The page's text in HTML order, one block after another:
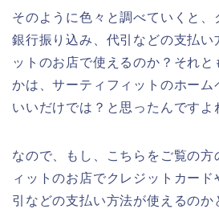
そのように色々と調べていくと、
銀行振り込み、代引などの支払い
ットのお店で使えるのか？それと
かは、サーティフィットのホーム
いいだけでは？と思ったんですよ
なので、もし、こちらをご覧の方
ィットのお店でクレジットカー
引などの支払い方法が使えるのか